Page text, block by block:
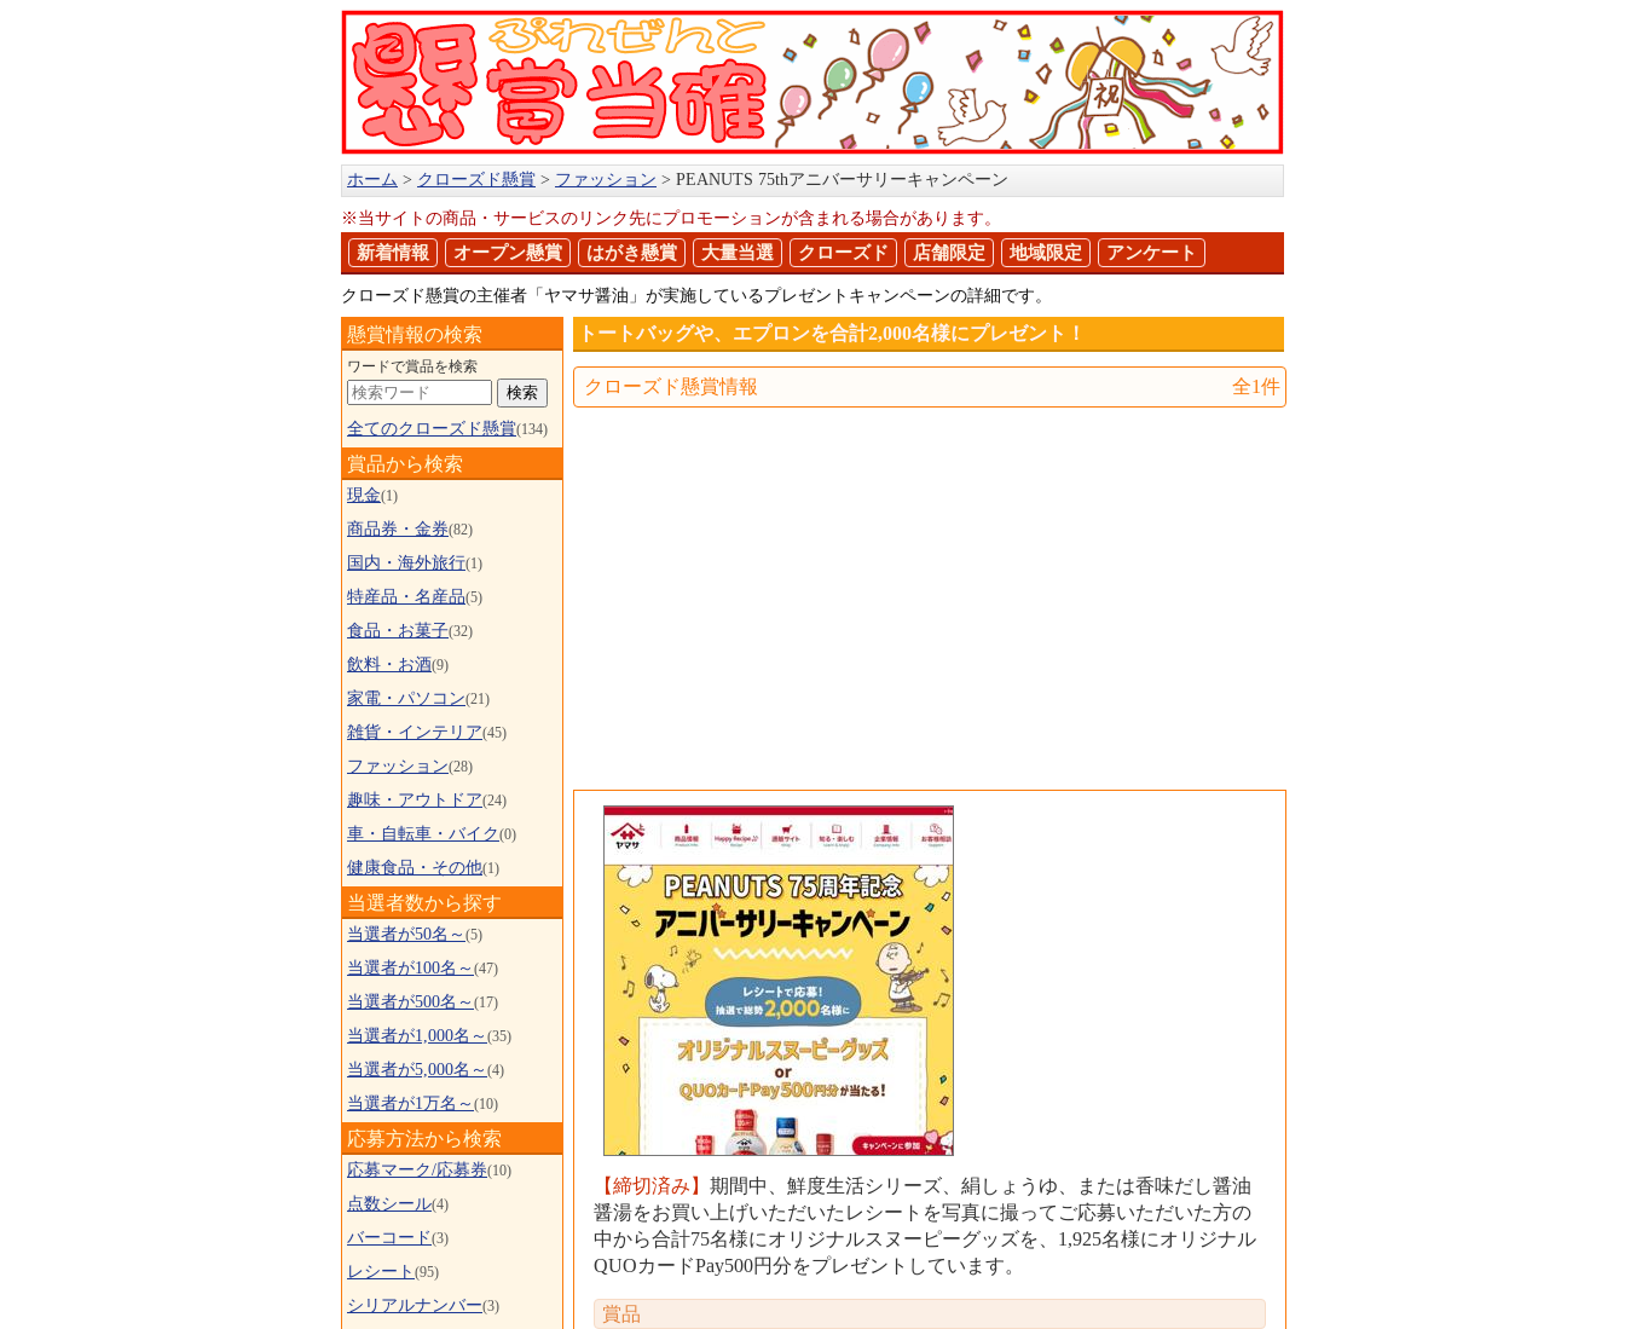
ホーム クローズド懸賞 ファッション PEANUTS 75thアニバーサリーキャンペーン
※当サイトの商品・サービスのリンク先にプロモーションが含まれる場合があります。
新着情報 オープン懸賞 はがき懸賞 大量当選 クローズド 店舗限定 地域限定 アンケート
クローズド懸賞の主催者「ヤマサ醤油」が実施しているプレゼントキャンペーンの詳細です。
トートバッグや、エプロンを合計2,000名様にプレゼント！
クローズド懸賞情報 全1件
【締切済み】 期間中、鮮度生活シリーズ、絹しょうゆ、または香味だし醤油
醤湯をお買い上げいただいたレシートを写真に撮ってご応募いただいた方の
中から合計75名様にオリジナルスヌーピーグッズを、1,925名様にオリジナル
QUOカードPay500円分をプレゼントしています。
賞品
懸賞情報の検索
ワードで賞品を検索
全てのクローズド懸賞(134)
賞品から検索
現金(1)
商品券・金券(82)
国内・海外旅行(1)
特産品・名産品(5)
食品・お菓子(32)
飲料・お酒(9)
家電・パソコン(21)
雑貨・インテリア(45)
ファッション(28)
趣味・アウトドア(24)
車・自転車・バイク(0)
健康食品・その他(1)
当選者数から探す
当選者が50名～ (5)
当選者が100名～ (47)
当選者が500名～ (17)
当選者が1,000名～ (35)
当選者が5,000名～ (4)
当選者が1万名～ (10)
応募方法から検索
応募マーク/応募券(10)
点数シール(4)
バーコード(3)
レシート (95)
シリアルナンバー(3)